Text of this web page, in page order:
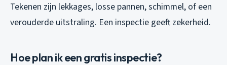
Tekenen zijn lekkages, losse pannen, schimmel, of een
verouderde uitstraling. Een inspectie geeft zekerheid.
Hoe plan ik een gratis inspectie?